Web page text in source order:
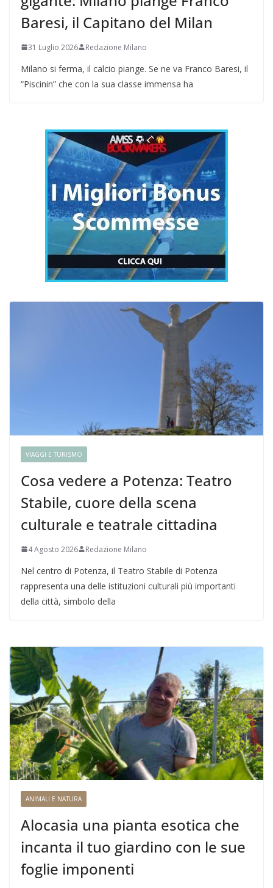
Baresi, il Capitano del Milan
31 Luglio 2026 Redazione Milano
Milano si ferma, il calcio piange. Se ne va Franco Baresi, il
“Piscinin” che con la sua classe immensa ha
VIAGGI E TURISMO
Cosa vedere a Potenza: Teatro
Stabile, cuore della scena
culturale e teatrale cittadina
4 Agosto 2026 Redazione Milano
Nel centro di Potenza, il Teatro Stabile di Potenza
rappresenta una delle istituzioni culturali più importanti
della città, simbolo della
ANIMALI E NATURA
Alocasia una pianta esotica che
incanta il tuo giardino con le sue
foglie imponenti